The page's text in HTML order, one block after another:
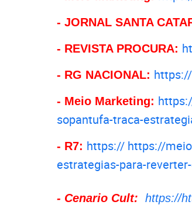
- JORNAL SANTA
- REVISTA PROCURA:
- RG NACIONAL:
- Meio Marketing:
sopantufa-traca-
- R7: https:// https://
estrategias-para-
- Cenario Cult: https://